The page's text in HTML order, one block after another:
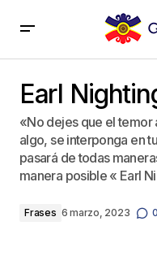
Earl
«No dejes que el temor
algo, se interponga en
pasará de todas
manera posible « Earl
Frases 6 marzo, 2023 0